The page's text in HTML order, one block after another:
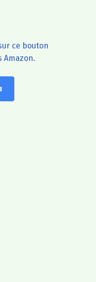
ce bouton